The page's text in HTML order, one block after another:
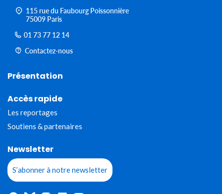
115 rue du Faubourg Poissonnière
75009 Paris
01 73 77 12 14
Contactez-nous
Présentation
Accès rapide
Les reportages
Soutiens & partenaires
Newsletter
S’abonner à notre newsletter